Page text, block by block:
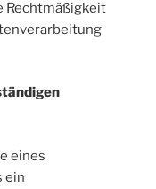
Rechtmäßigkeit
eines
ein